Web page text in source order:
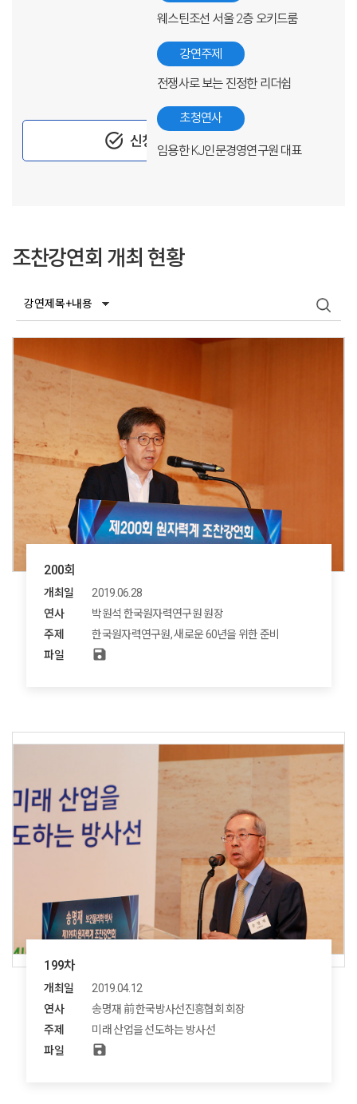
task_alt 신청하기
웨스틴조선 서울 2층 오키드룸
강연주제
전쟁사로 보는 진정한 리더쉽
초청연사
임용한 KJ인문경영연구원 대표
조찬강연회 개최 현황
200회
개최일
2019.06.28
연사
박원석 한국원자력연구원 원장
주제
한국원자력연구원, 새로운 60년을 위한 준비
파일
save
199차
개최일
2019.04.12
연사
송명재 前 한국방사선진흥협회 회장
주제
미래 산업을 선도하는 방사선
파일
save